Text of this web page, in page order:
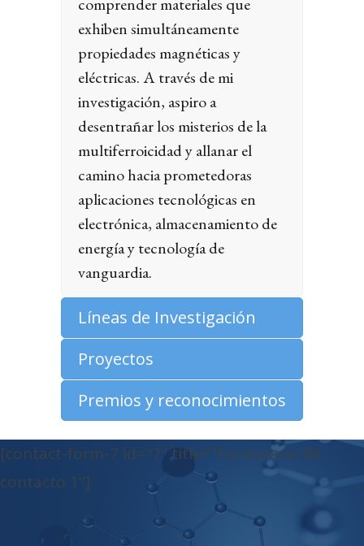
exhiben simultáneamente
propiedades magnéticas y
eléctricas. A través de mi
investigación, aspiro a
desentrañar los misterios de la
multiferroicidad y allanar el
camino hacia prometedoras
aplicaciones tecnológicas en
electrónica, almacenamiento de
energía y tecnología de
vanguardia.
Líneas de Investigación
Proyectos
Premios y reconocimientos
[contact-form-7 id="7" title="Formulario de
contacto 1"]